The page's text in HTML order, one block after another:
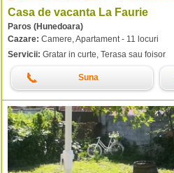
Casa de vacanta La Faurie
Paros (Hunedoara)
Cazare: Camere, Apartament - 11 locuri
Servicii: Gratar in curte, Terasa sau foisor
Suna